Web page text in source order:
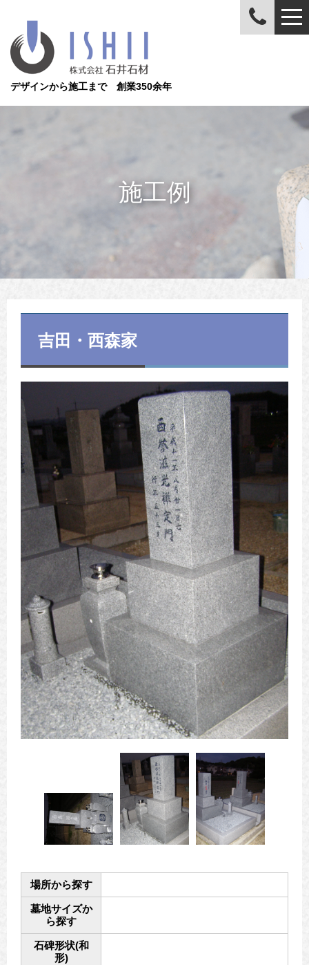
デザインから施工まで 創業350余年
施工例
吉田・西森家
場所から探す
墓地サイズか
ら探す
石碑形状(和
形)